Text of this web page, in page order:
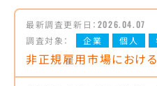
最新調査更新日： 2026.04.07
調査対象：
企業 個人
非正規雇用市場におけ